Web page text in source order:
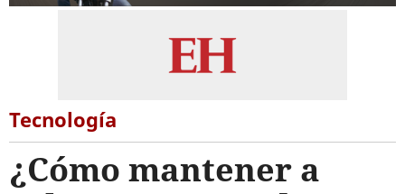
Tecnología
¿Cómo mantener a